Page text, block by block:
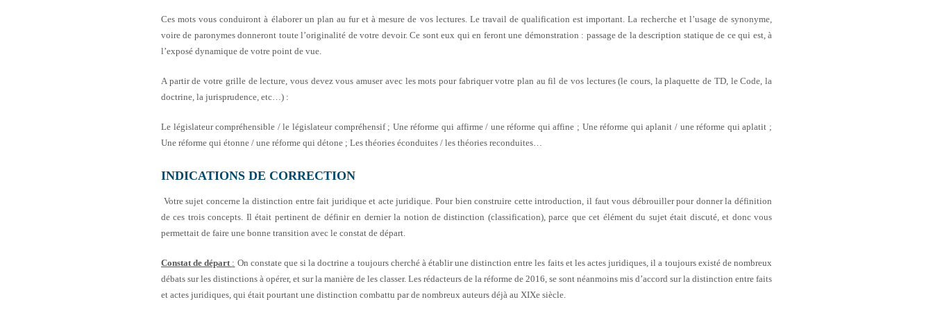
Ces mots vous conduiront à élaborer un plan au fur et à mesure de vos lectures. Le travail de qualification est important. La recherche et l’usage de synonyme,
voire de paronymes donneront toute l’originalité de votre devoir. Ce sont eux qui en feront une démonstration : passage de la description statique de ce qui est, à
l’exposé dynamique de votre point de vue.
A partir de votre grille de lecture, vous devez vous amuser avec les mots pour fabriquer votre plan au fil de vos lectures (le cours, la plaquette de TD, le Code, la
doctrine, la jurisprudence, etc…) :
Le législateur compréhensible / le législateur compréhensif ; Une réforme qui affirme / une réforme qui affine ; Une réforme qui aplanit / une réforme qui aplatit ;
Une réforme qui étonne / une réforme qui détone ; Les théories éconduites / les théories reconduites…
INDICATIONS DE CORRECTION
Votre sujet concerne la distinction entre fait juridique et acte juridique. Pour bien construire cette introduction, il faut vous débrouiller pour donner la définition
de ces trois concepts. Il était pertinent de définir en dernier la notion de distinction (classification), parce que cet élément du sujet était discuté, et donc vous
permettait de faire une bonne transition avec le constat de départ.
Constat de départ : On constate que si la doctrine a toujours cherché à établir une distinction entre les faits et les actes juridiques, il a toujours existé de nombreux
débats sur les distinctions à opérer, et sur la manière de les classer. Les rédacteurs de la réforme de 2016, se sont néanmoins mis d’accord sur la distinction entre faits
et actes juridiques, qui était pourtant une distinction combattu par de nombreux auteurs déjà au XIXe siècle.